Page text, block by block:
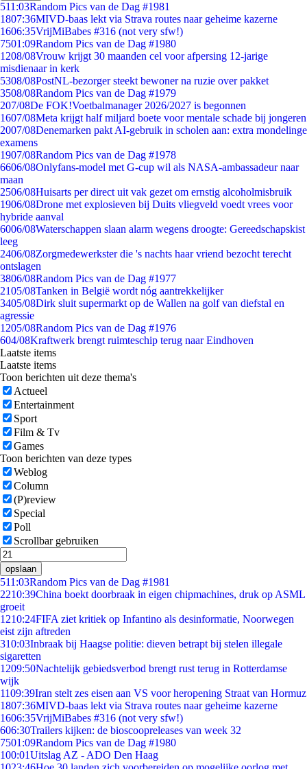
511:03Random Pics van de Dag #1981
1807:36MIVD-baas lekt via Strava routes naar geheime kazerne
1606:35VrijMiBabes #316 (not very sfw!)
7501:09Random Pics van de Dag #1980
1208/08Vrouw krijgt 30 maanden cel voor afpersing 12-jarige
misdienaar in kerk
5308/08PostNL-bezorger steekt bewoner na ruzie over pakket
3508/08Random Pics van de Dag #1979
207/08De FOK!Voetbalmanager 2026/2027 is begonnen
1607/08Meta krijgt half miljard boete voor mentale schade bij jongeren
2007/08Denemarken pakt AI-gebruik in scholen aan: extra mondelinge
examens
1907/08Random Pics van de Dag #1978
6606/08Onlyfans-model met G-cup wil als NASA-ambassadeur naar
maan
2506/08Huisarts per direct uit vak gezet om ernstig alcoholmisbruik
1906/08Drone met explosieven bij Duits vliegveld voedt vrees voor
hybride aanval
6006/08Waterschappen slaan alarm wegens droogte: Gereedschapskist
leeg
2406/08Zorgmedewerkster die 's nachts haar vriend bezocht terecht
ontslagen
3806/08Random Pics van de Dag #1977
2105/08Tanken in België wordt nóg aantrekkelijker
3405/08Dirk sluit supermarkt op de Wallen na golf van diefstal en
agressie
1205/08Random Pics van de Dag #1976
604/08Kraftwerk brengt ruimteschip terug naar Eindhoven
Laatste items
Laatste items
Toon berichten uit deze thema's
Actueel
Entertainment
Sport
Film & Tv
Games
Toon berichten van deze types
Weblog
Column
(P)review
Special
Poll
Scrollbar gebruiken
opslaan
511:03Random Pics van de Dag #1981
2210:39China boekt doorbraak in eigen chipmachines, druk op ASML
groeit
1210:24FIFA ziet kritiek op Infantino als desinformatie, Noorwegen
eist zijn aftreden
310:03Inbraak bij Haagse politie: dieven betrapt bij stelen illegale
sigaretten
1209:50Nachtelijk gebiedsverbod brengt rust terug in Rotterdamse
wijk
1109:39Iran stelt zes eisen aan VS voor heropening Straat van Hormuz
1807:36MIVD-baas lekt via Strava routes naar geheime kazerne
1606:35VrijMiBabes #316 (not very sfw!)
606:30Trailers kijken: de bioscoopreleases van week 32
7501:09Random Pics van de Dag #1980
100:01Uitslag AZ - ADO Den Haag